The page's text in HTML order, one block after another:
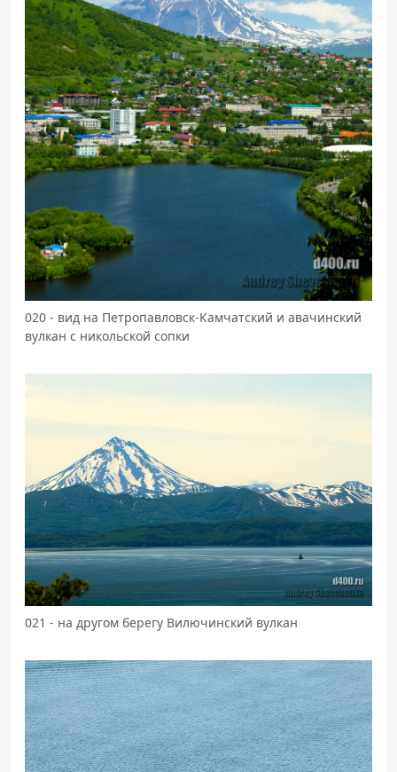
020 - вид на Петропавловск-Камчатский и авачинский
вулкан с никольской сопки
021 - на другом берегу Вилючинский вулкан